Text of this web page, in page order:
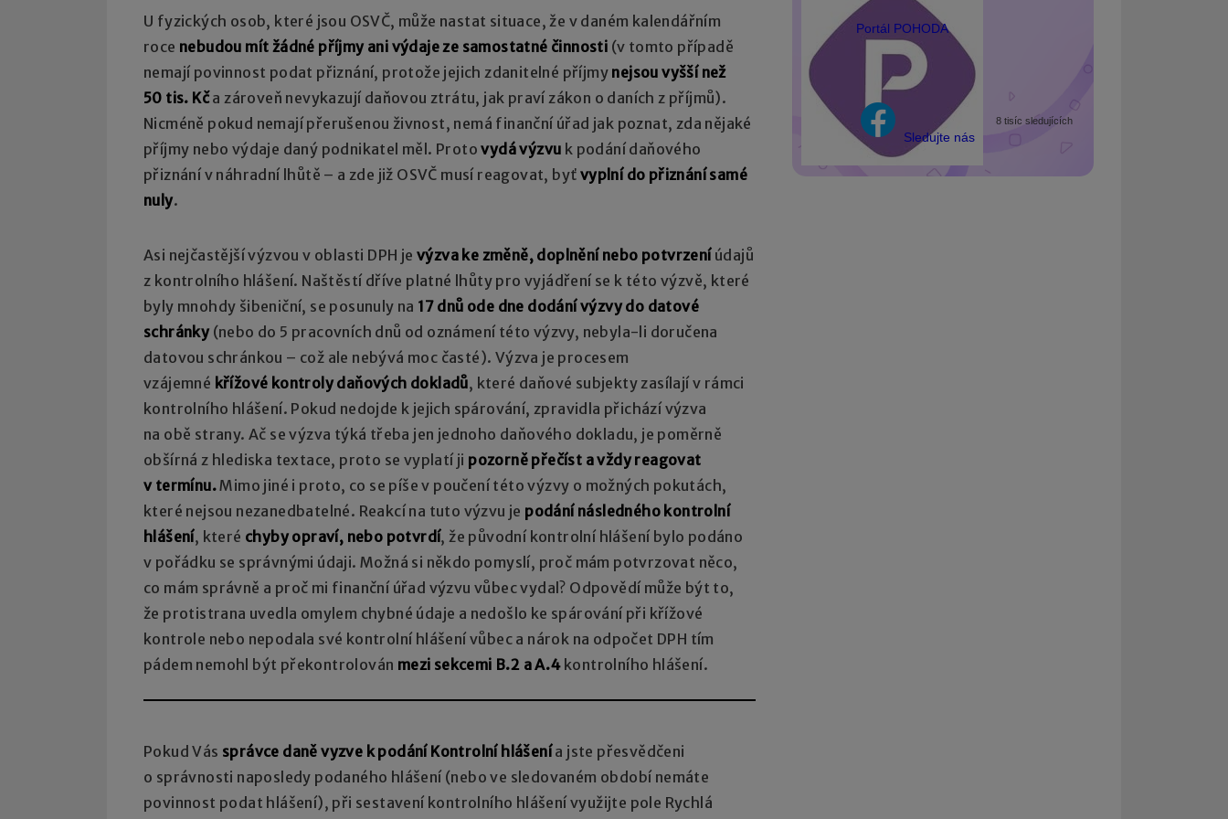
U fyzických osob, které jsou OSVČ, může nastat situace, že v daném kalendářním
roce nebudou mít žádné příjmy ani výdaje ze samostatné činnosti (v tomto případě
nemají povinnost podat přiznání, protože jejich zdanitelné příjmy nejsou vyšší než
50 tis. Kča zároveň nevykazují daňovou ztrátu, jak praví zákon o daních z příjmů).
Nicméně pokud nemají přerušenou živnost, nemá finanční úřad jak poznat, zda nějaké
příjmy nebo výdaje daný podnikatel měl. Protovydá výzvu k podání daňového
přiznání v náhradní lhůtě – a zde již OSVČ musí reagovat, byť vyplní do přiznání samé
nuly.
Asi nejčastější výzvou v oblasti DPH je výzva ke změně, doplnění nebo potvrzeníúdajů
z kontrolního hlášení. Naštěstí dříve platné lhůty pro vyjádření se k této výzvě, které
byly mnohdy šibeniční, se posunuly na 17 dnů ode dne dodání výzvy do datové
schránky(nebo do 5 pracovních dnů od oznámení této výzvy, nebyla-li doručena
datovou schránkou – což ale nebývá moc časté). Výzva je procesem
vzájemné křížové kontroly daňových dokladů, které daňové subjekty zasílají v rámci
kontrolního hlášení. Pokud nedojde k jejich spárování, zpravidla přichází výzva
na obě strany. Ač se výzva týká třeba jen jednoho daňového dokladu, je poměrně
obšírná z hlediska textace, proto se vyplatí ji pozorně přečíst a vždy reagovat
v termínu.Mimo jiné i proto, co se píše v poučení této výzvy o možných pokutách,
které nejsou nezanedbatelné. Reakcí na tuto výzvu je podání následného kontrolní
hlášení, které chyby opraví, nebo potvrdí, že původní kontrolní hlášení bylo podáno
v pořádku se správnými údaji. Možná si někdo pomyslí, proč mám potvrzovat něco,
co mám správně a proč mi finanční úřad výzvu vůbec vydal? Odpovědí může být to,
že protistrana uvedla omylem chybné údaje a nedošlo ke spárování při křížové
kontrole nebo nepodala své kontrolní hlášení vůbec a nárok na odpočet DPH tím
pádem nemohl být překontrolován mezi sekcemi B.2 a A.4kontrolního hlášení.
Pokud Vás správce daně vyzve k podání Kontrolní hlášenía jste přesvědčeni
o správnosti naposledy podaného hlášení (nebo ve sledovaném období nemáte
povinnost podat hlášení), při sestavení kontrolního hlášení využijte pole Rychlá
Portál POHODA
Sledujte nás
8 tisíc sledujících